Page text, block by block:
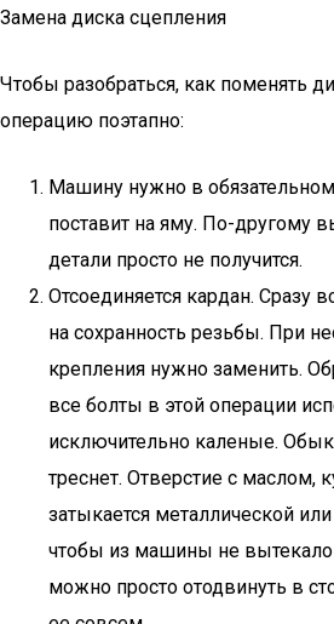
Замена диска сцепления
Чтобы разобраться, как поменять
операцию поэтапно:
Машину нужно в
поставит на яму. По-другому
детали просто не получится.
Отсоединяется кардан. Сразу
на сохранность резьбы. При
крепления нужно заменить.
все болты в этой операции
исключительно каленые.
треснет. Отверстие с маслом,
затыкается металлической
чтобы из машины не вытекало
можно просто отодвинуть в